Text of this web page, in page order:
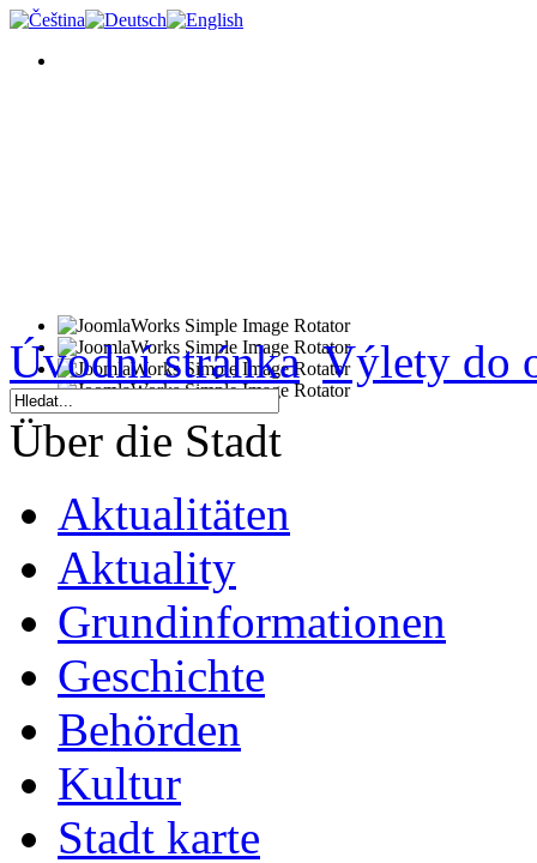
Úvodní stránka Výlety do
Über die Stadt
Aktualitäten
Aktuality
Grundinformationen
Geschichte
Behörden
Kultur
Stadt karte